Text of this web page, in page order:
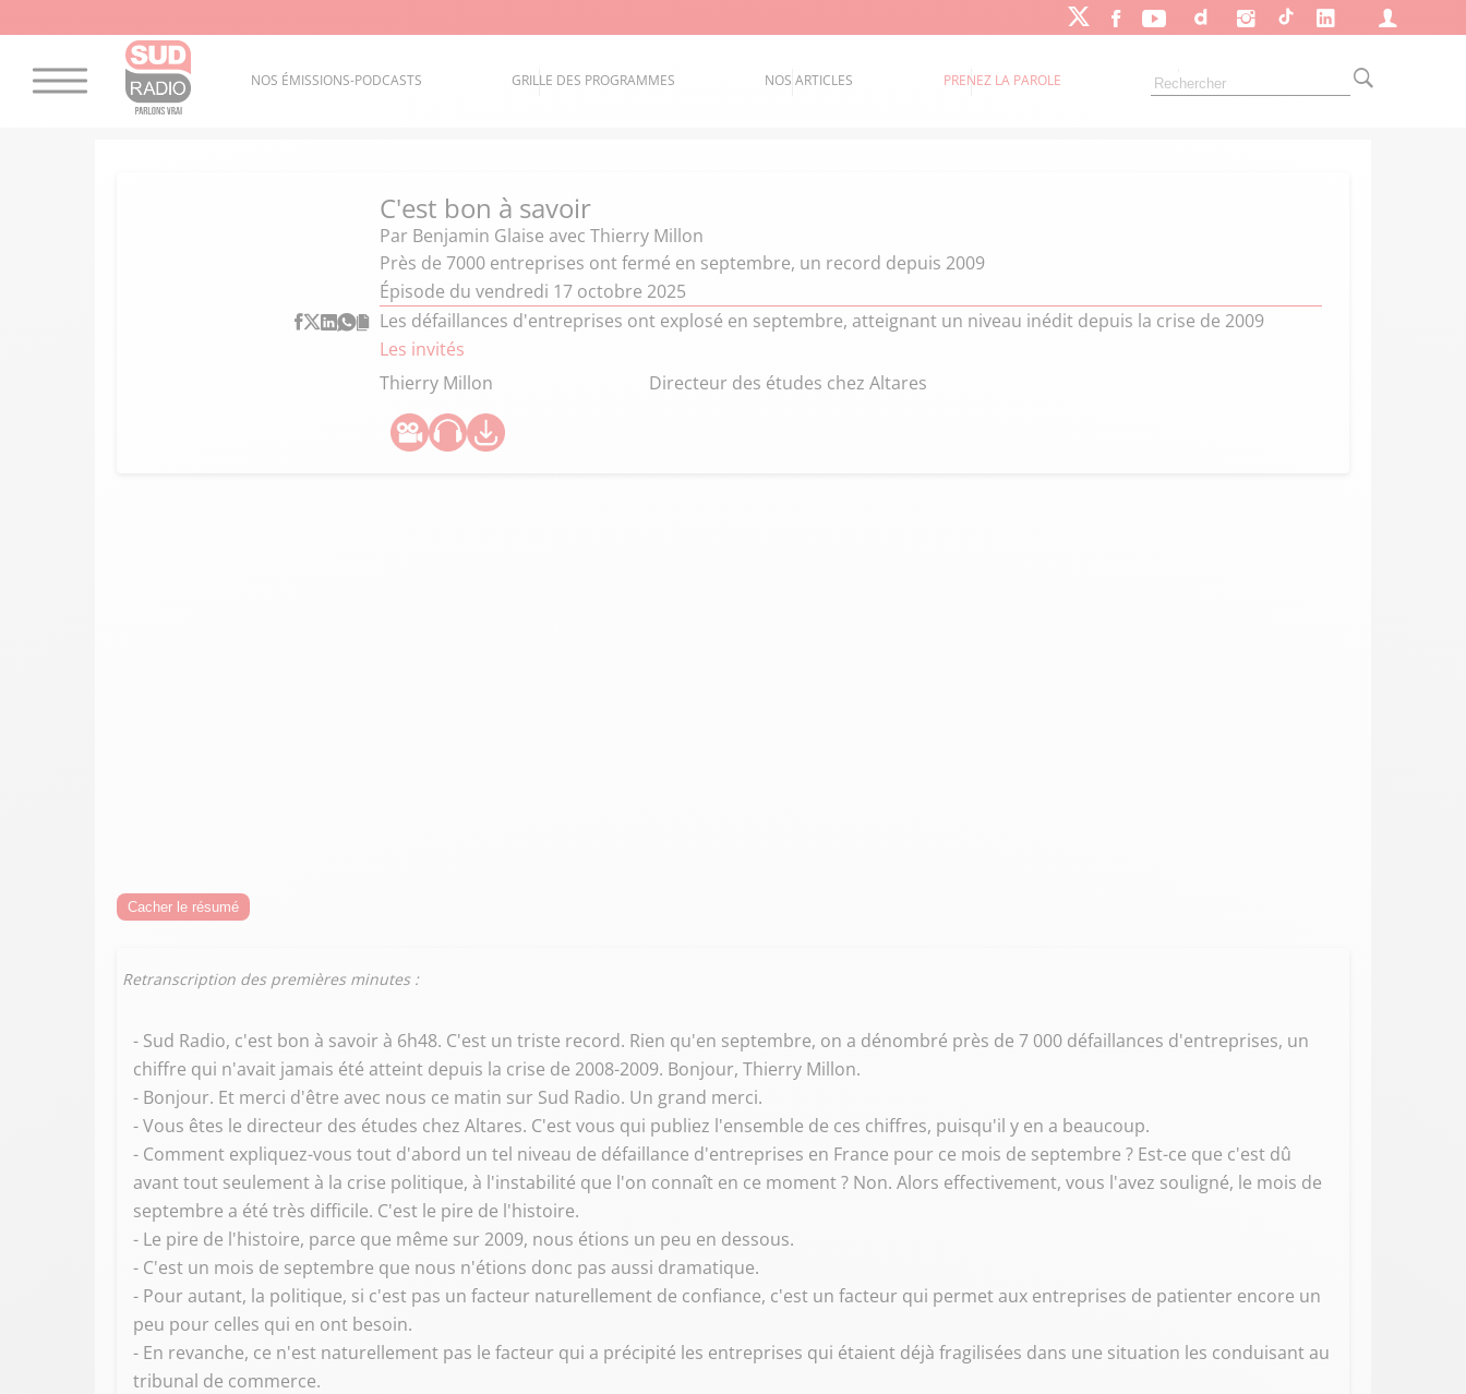
NOS ÉMISSIONS-PODCASTS GRILLE DES PROGRAMMES NOS ARTICLES PRENEZ LA PAROLE
C'est bon à savoir
Par Benjamin Glaise avec Thierry Millon
Près de 7000 entreprises ont fermé en septembre, un record depuis 2009
Épisode du vendredi 17 octobre 2025
Les défaillances d'entreprises ont explosé en septembre, atteignant un niveau inédit depuis la crise de 2009
Les invités
Thierry Millon
Directeur des études chez Altares
Cacher le résumé
Retranscription des premières minutes :
- Sud Radio, c'est bon à savoir à 6h48. C'est un triste record. Rien qu'en septembre, on a dénombré près de 7 000 défaillances d'entreprises, un
chiffre qui n'avait jamais été atteint depuis la crise de 2008-2009. Bonjour, Thierry Millon.
- Bonjour. Et merci d'être avec nous ce matin sur Sud Radio. Un grand merci.
- Vous êtes le directeur des études chez Altares. C'est vous qui publiez l'ensemble de ces chiffres, puisqu'il y en a beaucoup.
- Comment expliquez-vous tout d'abord un tel niveau de défaillance d'entreprises en France pour ce mois de septembre ? Est-ce que c'est dû
avant tout seulement à la crise politique, à l'instabilité que l'on connaît en ce moment ? Non. Alors effectivement, vous l'avez souligné, le mois de
septembre a été très difficile. C'est le pire de l'histoire.
- Le pire de l'histoire, parce que même sur 2009, nous étions un peu en dessous.
- C'est un mois de septembre que nous n'étions donc pas aussi dramatique.
- Pour autant, la politique, si c'est pas un facteur naturellement de confiance, c'est un facteur qui permet aux entreprises de patienter encore un
peu pour celles qui en ont besoin.
- En revanche, ce n'est naturellement pas le facteur qui a précipité les entreprises qui étaient déjà fragilisées dans une situation les conduisant au
tribunal de commerce.